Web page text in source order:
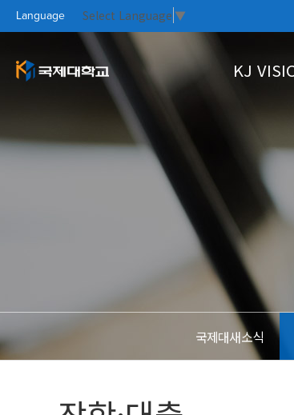
Language Select Language ▼
KJ
KJ
대학
대학개요
총장인사말
열린총장실
설립이념
대학연혁
UI
대학
학사정보
학생상담
수강신청
학사안내
홍보실
Focus
커뮤
국제대새
자료실
국제대새소식